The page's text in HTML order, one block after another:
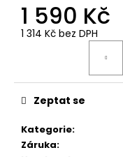
1 590 Kč
1 314 Kč bez DPH
Kategorie:
Záruka:
Zeptat se
o
p
u